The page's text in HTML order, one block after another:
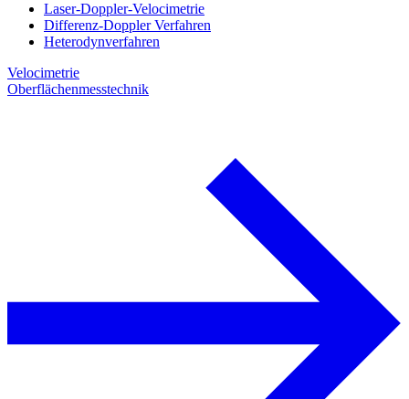
Laser-Doppler-Velocimetrie
Differenz-Doppler Verfahren
Heterodynverfahren
Velocimetrie
Oberflächenmesstechnik